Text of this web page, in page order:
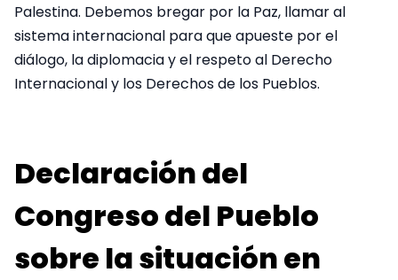
Palestina. Debemos bregar por la Paz, llamar al
sistema internacional para que apueste por el
diálogo, la diplomacia y el respeto al Derecho
Internacional y los Derechos de los Pueblos.
Declaración del
Congreso del Pueblo
sobre la situación en